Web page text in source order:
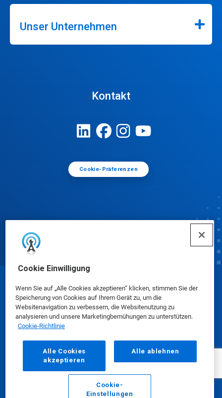
Cookie Einwilligung
Wenn Sie auf „Alle Cookies akzeptieren“ klicken, stimmen Sie der
Speicherung von Cookies auf Ihrem Gerät zu, um die
Websitenavigation zu verbessern, die Websitenutzung zu
analysieren und unsere Marketingbemühungen zu unterstützen.
Cookie-Richtlinie
Alle Cookies
akzeptieren
Alle ablehnen
Cookie-
Einstellungen
Unser Unternehmen
Kontakt
Cookie-Präferenzen
© Ecolab Inc. 2025
Sicherheitsdatenblätter|Datenschutzrichtlinie